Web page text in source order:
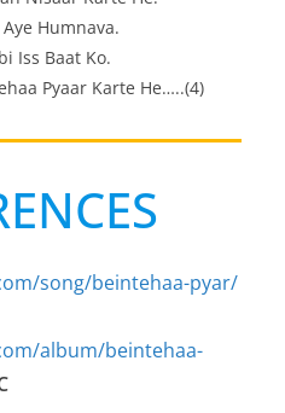
Humnava.
Iss Baat Ko.
Pyaar Karte He…..(4)
song/beintehaa-pyar/
album/beintehaa-